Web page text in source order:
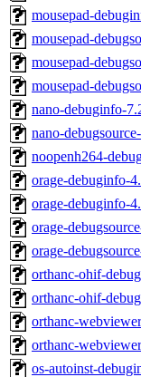
mousepad-
mousepad-
mousepad-
mousepad-
nano-debuginfo-
nano-
noopenh264-
orage-debuginfo-
orage-debuginfo-
orage-
orage-
orthanc-ohif-
orthanc-ohif-
orthanc-
orthanc-
os-autoinst-